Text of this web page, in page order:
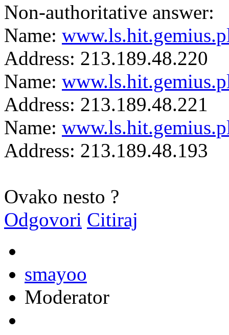
Non-authoritative answer:
Name:
Address: 213.189.48.220
Name:
Address: 213.189.48.221
Name:
Address: 213.189.48.193
Ovako nesto ?
Odgovori Citiraj
smayoo
Moderator